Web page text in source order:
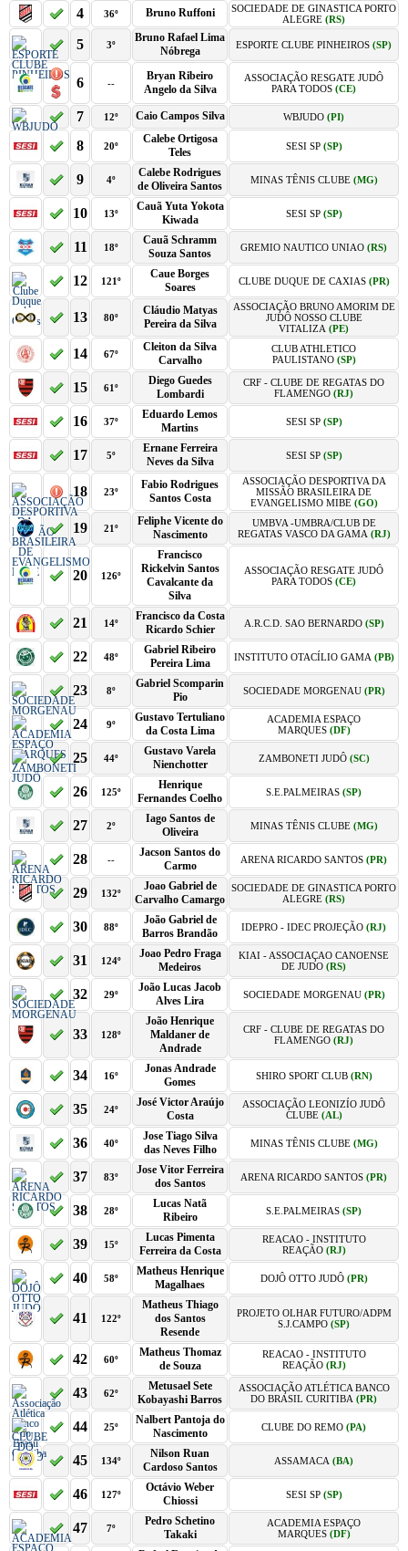
4 36º Bruno Ruffoni
SOCIEDADE DE GINASTICA PORTO
ALEGRE(RS)
5 3º
Bruno Rafael Lima
Nóbrega
ESPORTE CLUBE PINHEIROS(SP)
6 --
Bryan Ribeiro
Angelo da Silva
ASSOCIAÇÃO RESGATE JUDÔ
PARA TODOS(CE)
7 12º Caio Campos Silva WBJUDO(PI)
8 20º
Calebe Ortigosa
Teles
SESI SP (SP)
9 4º
Calebe Rodrigues
de Oliveira Santos
MINAS TÊNIS CLUBE (MG)
10 13º
Cauã Yuta Yokota
Kiwada
SESI SP (SP)
11 18º
Cauã Schramm
Souza Santos
GREMIO NAUTICO UNIAO(RS)
12 121º
Caue Borges
Soares
CLUBE DUQUE DE CAXIAS (PR)
13 80º
Cláudio Matyas
Pereira da Silva
ASSOCIAÇÃO BRUNO AMORIM DE
JUDÔ NOSSO CLUBE
VITALIZA(PE)
14 67º
Cleiton da Silva
Carvalho
CLUB ATHLETICO
PAULISTANO (SP)
15 61º
Diego Guedes
Lombardi
CRF - CLUBE DE REGATAS DO
FLAMENGO(RJ)
16 37º
Eduardo Lemos
Martins
SESI SP (SP)
17 5º
Ernane Ferreira
Neves da Silva
SESI SP (SP)
18 23º
Fabio Rodrigues
Santos Costa
ASSOCIAÇÃO DESPORTIVA DA
MISSÃO BRASILEIRA DE
EVANGELISMO MIBE (GO)
19 21º
Feliphe Vicente do
Nascimento
UMBVA -UMBRA/CLUB DE
REGATAS VASCO DA GAMA (RJ)
20 126º
Francisco
Rickelvin Santos
Cavalcante da
Silva
ASSOCIAÇÃO RESGATE JUDÔ
PARA TODOS(CE)
21 14º
Francisco da Costa
Ricardo Schier
A.R.C.D. SAO BERNARDO (SP)
22 48º
Gabriel Ribeiro
Pereira Lima
INSTITUTO OTACÍLIO GAMA (PB)
23 8º
Gabriel Scomparin
Pio
SOCIEDADE MORGENAU (PR)
24 9º
Gustavo Tertuliano
da Costa Lima
ACADEMIA ESPAÇO
MARQUES (DF)
25 44º
Gustavo Varela
Nienchotter
ZAMBONETI JUDÔ (SC)
26 125º
Henrique
Fernandes Coelho
S.E.PALMEIRAS(SP)
27 2º
Iago Santos de
Oliveira
MINAS TÊNIS CLUBE (MG)
28 --
Jacson Santos do
Carmo
ARENA RICARDO SANTOS(PR)
29 132º
Joao Gabriel de
Carvalho Camargo
SOCIEDADE DE GINASTICA PORTO
ALEGRE(RS)
30 88º
João Gabriel de
Barros Brandão
IDEPRO - IDEC PROJEÇÃO(RJ)
31 124º
Joao Pedro Fraga
Medeiros
KIAI - ASSOCIAÇAO CANOENSE
DE JUDO(RS)
32 29º
João Lucas Jacob
Alves Lira
SOCIEDADE MORGENAU (PR)
33 128º
João Henrique
Maldaner de
Andrade
CRF - CLUBE DE REGATAS DO
FLAMENGO(RJ)
34 16º
Jonas Andrade
Gomes
SHIRO SPORT CLUB (RN)
35 24º
José Victor Araújo
Costa
ASSOCIAÇÃO LEONIZÍO JUDÔ
CLUBE (AL)
36 40º
Jose Tiago Silva
das Neves Filho
MINAS TÊNIS CLUBE (MG)
37 83º
Jose Vitor Ferreira
dos Santos
ARENA RICARDO SANTOS(PR)
38 28º
Lucas Natã
Ribeiro
S.E.PALMEIRAS(SP)
39 15º
Lucas Pimenta
Ferreira da Costa
REACAO - INSTITUTO
REAÇÃO (RJ)
40 58º
Matheus Henrique
Magalhaes
DOJÔ OTTO JUDÔ (PR)
41 122º
Matheus Thiago
dos Santos
Resende
PROJETO OLHAR FUTURO/ADPM
S.J.CAMPO(SP)
42 60º
Matheus Thomaz
de Souza
REACAO - INSTITUTO
REAÇÃO (RJ)
43 62º
Metusael Sete
Kobayashi Barros
ASSOCIAÇÃO ATLÉTICA BANCO
DO BRASIL CURITIBA(PR)
44 25º
Nalbert Pantoja do
Nascimento
CLUBE DO REMO(PA)
45 134º
Nilson Ruan
Cardoso Santos
ASSAMACA(BA)
46 127º
Octávio Weber
Chiossi
SESI SP (SP)
47 7º
Pedro Schetino
Takaki
ACADEMIA ESPAÇO
MARQUES (DF)